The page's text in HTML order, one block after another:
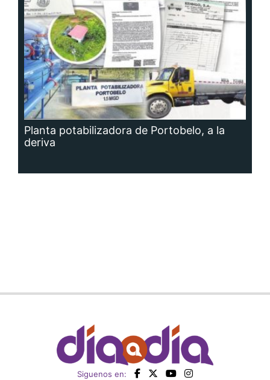
Planta potabilizadora de Portobelo, a la
deriva
Siguenos en: